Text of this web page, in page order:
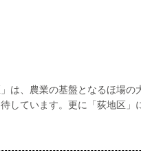
は、農業の基盤となるほ場
しています。更に「荻地区」